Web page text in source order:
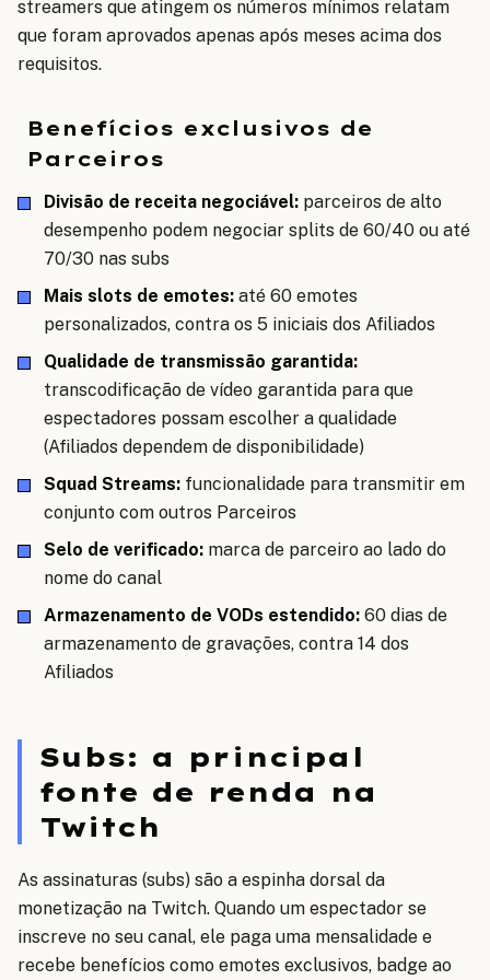
streamers que atingem os números mínimos relatam
que foram aprovados apenas após meses acima dos
requisitos.
Benefícios exclusivos de
Parceiros
Divisão de receita negociável: parceiros de alto
desempenho podem negociar splits de 60/40 ou até
70/30 nas subs
Mais slots de emotes: até 60 emotes
personalizados, contra os 5 iniciais dos Afiliados
Qualidade de transmissão garantida:
transcodificação de vídeo garantida para que
espectadores possam escolher a qualidade
(Afiliados dependem de disponibilidade)
Squad Streams: funcionalidade para transmitir em
conjunto com outros Parceiros
Selo de verificado: marca de parceiro ao lado do
nome do canal
Armazenamento de VODs estendido: 60 dias de
armazenamento de gravações, contra 14 dos
Afiliados
Subs: a principal
fonte de renda na
Twitch
As assinaturas (subs) são a espinha dorsal da
monetização na Twitch. Quando um espectador se
inscreve no seu canal, ele paga uma mensalidade e
recebe benefícios como emotes exclusivos, badge ao